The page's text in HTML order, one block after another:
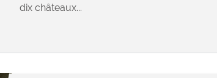
dix châteaux...